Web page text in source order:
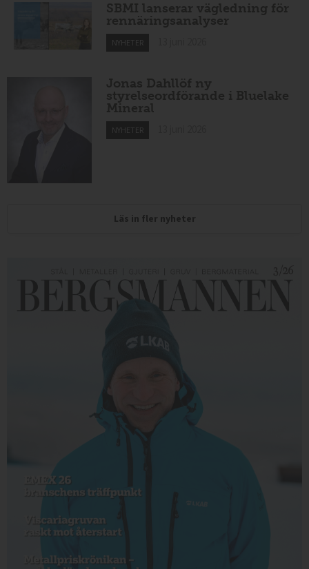
SBMI lanserar vägledning för
rennäringsanalyser
NYHETER
Jonas Dahllöf ny
styrelseordförande i Bluelake
Mineral
NYHETER
Läs in fler nyheter